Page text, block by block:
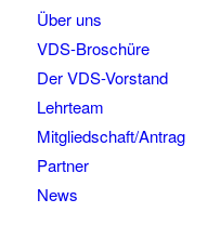
Über uns
VDS-Broschüre
Der VDS-Vorstand
Lehrteam
Mitgliedschaft/Antrag
Partner
News